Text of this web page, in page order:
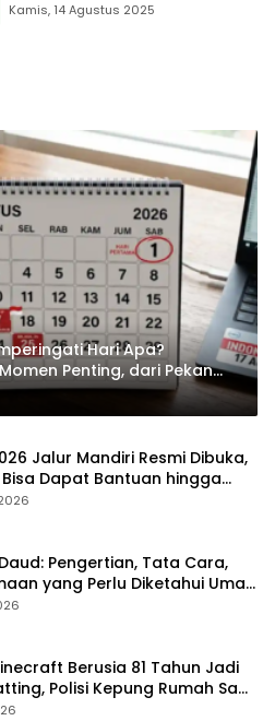
Kamis, 14 Agustus 2025
Hari Apa?
Penting, dari Pekan
World Wide Web
Jalur Mandiri Resmi Dibuka,
Dapat Bantuan hingga
Bulan
Pengertian, Tata Cara,
yang Perlu Diketahui Umat
Berusia 81 Tahun Jadi
Polisi Kepung Rumah Saat